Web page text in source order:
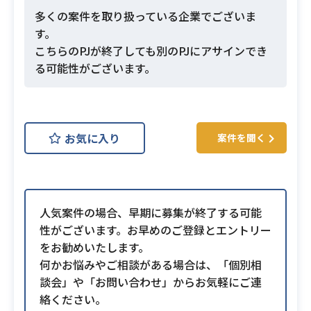
多くの案件を取り扱っている企業でございま
す。
こちらのPJが終了しても別のPJにアサインでき
る可能性がございます。
お気に入り 案件を聞く
人気案件の場合、早期に募集が終了する可能
性がございます。お早めのご登録とエントリー
をお勧めいたします。
何かお悩みやご相談がある場合は、「個別相
談会」や「お問い合わせ」からお気軽にご連
絡ください。